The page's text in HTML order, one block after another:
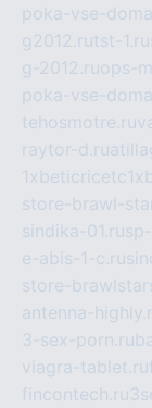
poka-vse-
g2012.rutst-1.ru
g-2012.ruops-
poka-vse-
tehosmotre.ru
raytor-d.ru
store-brawl-
sindika-01.ru
e-abis-1-c.ru
store-
antenna-
3-sex-porn.ru
viagra-tablet.ru
fincontech.ru